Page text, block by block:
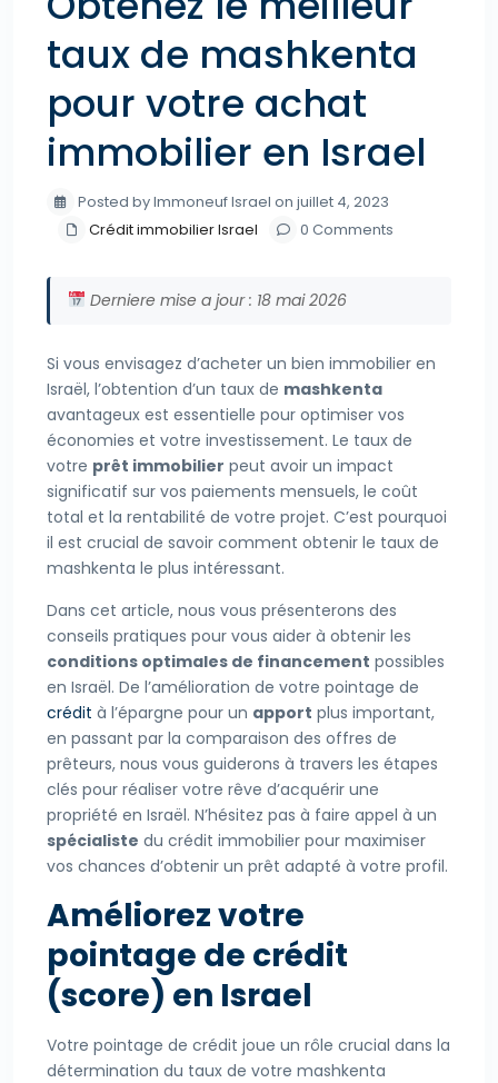
taux de mashkenta
pour votre achat
immobilier en Israel
Posted by Immoneuf Israel on juillet 4, 2023
Crédit immobilier Israel
0 Comments
Derniere mise a jour : 18 mai 2026
Si vous envisagez d’acheter un bien immobilier en
Israël, l’obtention d’un taux de mashkenta
avantageux est essentielle pour optimiser vos
économies et votre investissement. Le taux de
votre prêt immobilier peut avoir un impact
significatif sur vos paiements mensuels, le coût
total et la rentabilité de votre projet. C’est pourquoi
il est crucial de savoir comment obtenir le taux de
mashkenta le plus intéressant.
Dans cet article, nous vous présenterons des
conseils pratiques pour vous aider à obtenir les
conditions optimales de financement possibles
en Israël. De l’amélioration de votre pointage de
crédit à l’épargne pour un apport plus important,
en passant par la comparaison des offres de
prêteurs, nous vous guiderons à travers les étapes
clés pour réaliser votre rêve d’acquérir une
propriété en Israël. N’hésitez pas à faire appel à un
spécialiste du crédit immobilier pour maximiser
vos chances d’obtenir un prêt adapté à votre profil.
Améliorez votre
pointage de crédit
(score) en Israel
Votre pointage de crédit joue un rôle crucial dans la
détermination du taux de votre mashkenta